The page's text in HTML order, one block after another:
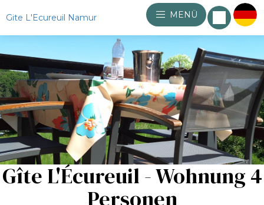
Gite L'Ecureuil Namur MENÜ
Gîte L'Écureuil - Wohnung 4
Personen